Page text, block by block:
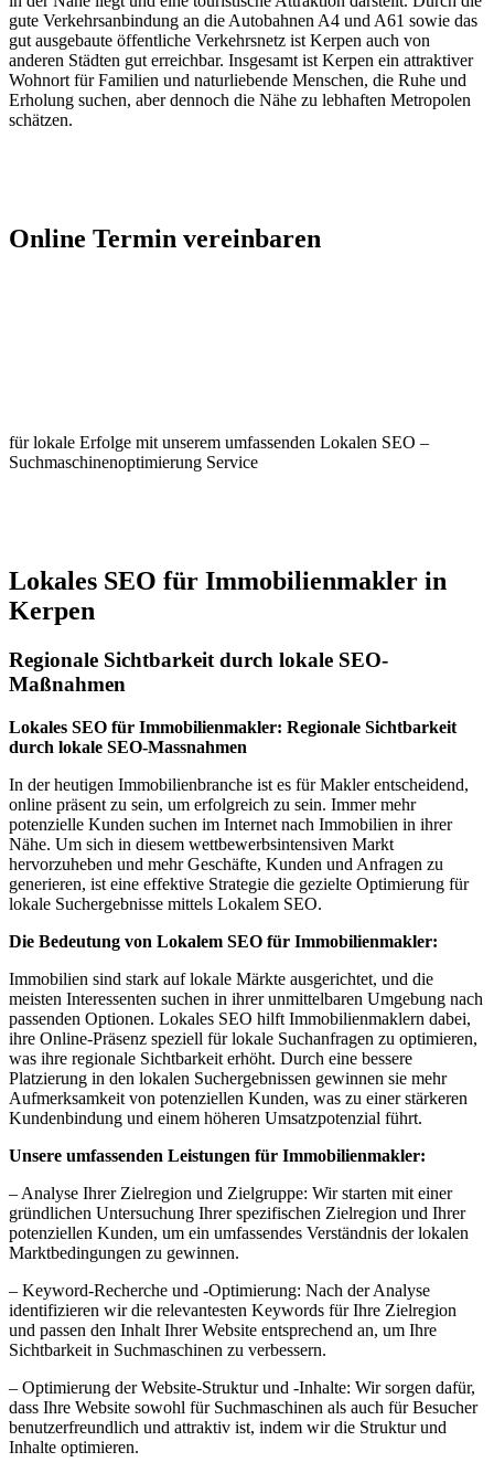
gute Verkehrsanbindung an die Autobahnen A4 und A61 sowie das
gut ausgebaute öffentliche Verkehrsnetz ist Kerpen auch von
anderen Städten gut erreichbar. Insgesamt ist Kerpen ein attraktiver
Wohnort für Familien und naturliebende Menschen, die Ruhe und
Erholung suchen, aber dennoch die Nähe zu lebhaften Metropolen
schätzen.
Online Termin vereinbaren
für lokale Erfolge mit unserem umfassenden Lokalen SEO –
Suchmaschinenoptimierung Service
Lokales SEO für Immobilienmakler in
Kerpen
Regionale Sichtbarkeit durch lokale SEO-
Maßnahmen
Lokales SEO für Immobilienmakler: Regionale Sichtbarkeit
durch lokale SEO-Massnahmen
In der heutigen Immobilienbranche ist es für Makler entscheidend,
online präsent zu sein, um erfolgreich zu sein. Immer mehr
potenzielle Kunden suchen im Internet nach Immobilien in ihrer
Nähe. Um sich in diesem wettbewerbsintensiven Markt
hervorzuheben und mehr Geschäfte, Kunden und Anfragen zu
generieren, ist eine effektive Strategie die gezielte Optimierung für
lokale Suchergebnisse mittels Lokalem SEO.
Die Bedeutung von Lokalem SEO für Immobilienmakler:
Immobilien sind stark auf lokale Märkte ausgerichtet, und die
meisten Interessenten suchen in ihrer unmittelbaren Umgebung nach
passenden Optionen. Lokales SEO hilft Immobilienmaklern dabei,
ihre Online-Präsenz speziell für lokale Suchanfragen zu optimieren,
was ihre regionale Sichtbarkeit erhöht. Durch eine bessere
Platzierung in den lokalen Suchergebnissen gewinnen sie mehr
Aufmerksamkeit von potenziellen Kunden, was zu einer stärkeren
Kundenbindung und einem höheren Umsatzpotenzial führt.
Unsere umfassenden Leistungen für Immobilienmakler:
– Analyse Ihrer Zielregion und Zielgruppe: Wir starten mit einer
gründlichen Untersuchung Ihrer spezifischen Zielregion und Ihrer
potenziellen Kunden, um ein umfassendes Verständnis der lokalen
Marktbedingungen zu gewinnen.
– Keyword-Recherche und -Optimierung: Nach der Analyse
identifizieren wir die relevantesten Keywords für Ihre Zielregion
und passen den Inhalt Ihrer Website entsprechend an, um Ihre
Sichtbarkeit in Suchmaschinen zu verbessern.
– Optimierung der Website-Struktur und -Inhalte: Wir sorgen dafür,
dass Ihre Website sowohl für Suchmaschinen als auch für Besucher
benutzerfreundlich und attraktiv ist, indem wir die Struktur und
Inhalte optimieren.